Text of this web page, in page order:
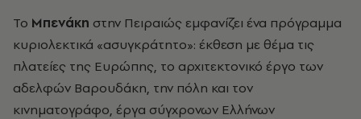
Το Μπενάκη στην Πειραιώς εμφανίζει ένα πρόγραμμα
κυριολεκτικά «ασυγκράτητο»: έκθεση με θέμα τις
πλατείες της Ευρώπης, το αρχιτεκτονικό έργο των
αδελφών Βαρουδάκη, την πόλη και τον
κινηματογράφο, έργα σύγχρονων Ελλήνων